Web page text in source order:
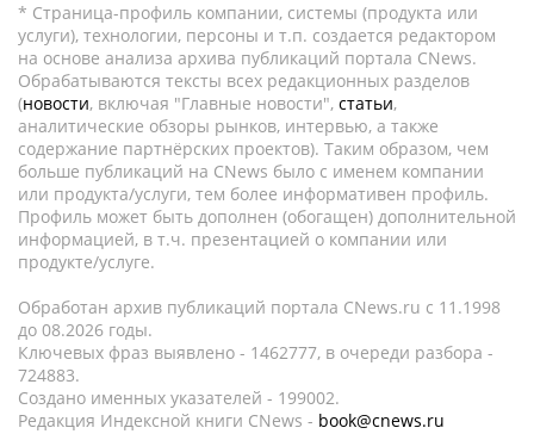
* Страница-профиль компании, системы (продукта или
услуги), технологии, персоны и т.п. создается редактором
на основе анализа архива публикаций портала CNews.
Обрабатываются тексты всех редакционных разделов
(новости, включая "Главные новости", статьи,
аналитические обзоры рынков, интервью, а также
содержание партнёрских проектов). Таким образом, чем
больше публикаций на CNews было с именем компании
или продукта/услуги, тем более информативен профиль.
Профиль может быть дополнен (обогащен) дополнительной
информацией, в т.ч. презентацией о компании или
продукте/услуге.
Обработан архив публикаций портала CNews.ru c 11.1998
до 08.2026 годы.
Ключевых фраз выявлено - 1462777, в очереди разбора -
724883.
Создано именных указателей - 199002.
Редакция Индексной книги CNews - book@cnews.ru